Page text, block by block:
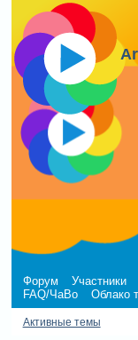
Форум Участники
FAQ/ЧаВо
Облако
Активные темы